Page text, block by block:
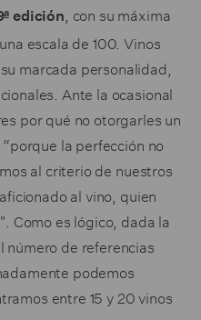
edición , con su máxima
escala de 100. Vinos
marcada personalidad,
Ante la ocasional
por qué no otorgarles un
la perfección no
al criterio de nuestros
al vino, quien
Como es lógico, dada la
de referencias
podemos
entre 15 y 20 vinos